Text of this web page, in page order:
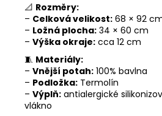
📐 Rozměry:
– Celková velikost: 68 × 92
– Ložná plocha: 34 × 60 cm
– Výška okraje: cca 12 cm
🧵 Materiály:
– Vnější potah: 100% bavlna
– Podložka: Termolín
– Výplň: antialergické
vlákno